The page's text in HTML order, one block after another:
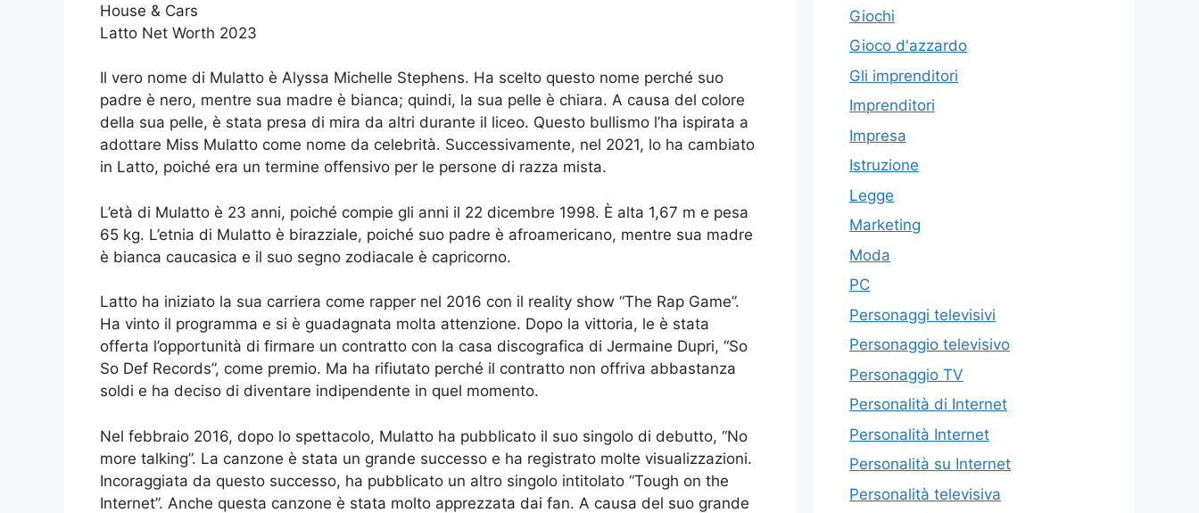
House & Cars
Latto Net Worth 2023
Il vero nome di Mulatto è Alyssa Michelle Stephens. Ha scelto questo nome perché suo
padre è nero, mentre sua madre è bianca; quindi, la sua pelle è chiara. A causa del colore
della sua pelle, è stata presa di mira da altri durante il liceo. Questo bullismo l’ha ispirata a
adottare Miss Mulatto come nome da celebrità. Successivamente, nel 2021, lo ha cambiato
in Latto, poiché era un termine offensivo per le persone di razza mista.
L’età di Mulatto è 23 anni, poiché compie gli anni il 22 dicembre 1998. È alta 1,67 m e pesa
65 kg. L’etnia di Mulatto è birazziale, poiché suo padre è afroamericano, mentre sua madre
è bianca caucasica e il suo segno zodiacale è capricorno.
Latto ha iniziato la sua carriera come rapper nel 2016 con il reality show “The Rap Game”.
Ha vinto il programma e si è guadagnata molta attenzione. Dopo la vittoria, le è stata
offerta l’opportunità di firmare un contratto con la casa discografica di Jermaine Dupri, “So
So Def Records”, come premio. Ma ha rifiutato perché il contratto non offriva abbastanza
soldi e ha deciso di diventare indipendente in quel momento.
Nel febbraio 2016, dopo lo spettacolo, Mulatto ha pubblicato il suo singolo di debutto, “No
more talking”. La canzone è stata un grande successo e ha registrato molte visualizzazioni.
Incoraggiata da questo successo, ha pubblicato un altro singolo intitolato “Tough on the
Internet”. Anche questa canzone è stata molto apprezzata dai fan. A causa del suo grande
Giochi
Gioco d'azzardo
Gli imprenditori
Imprenditori
Impresa
Istruzione
Legge
Marketing
Moda
PC
Personaggi televisivi
Personaggio televisivo
Personaggio TV
Personalità di Internet
Personalità Internet
Personalità su Internet
Personalità televisiva